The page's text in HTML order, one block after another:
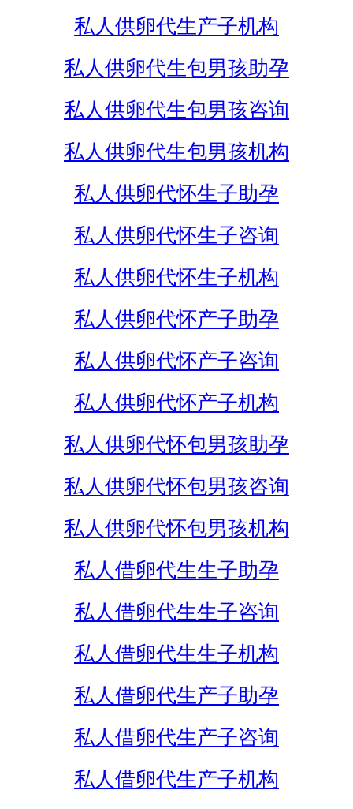
私人供卵代生产子机构
私人供卵代生包男孩助孕
私人供卵代生包男孩咨询
私人供卵代生包男孩机构
私人供卵代怀生子助孕
私人供卵代怀生子咨询
私人供卵代怀生子机构
私人供卵代怀产子助孕
私人供卵代怀产子咨询
私人供卵代怀产子机构
私人供卵代怀包男孩助孕
私人供卵代怀包男孩咨询
私人供卵代怀包男孩机构
私人借卵代生生子助孕
私人借卵代生生子咨询
私人借卵代生生子机构
私人借卵代生产子助孕
私人借卵代生产子咨询
私人借卵代生产子机构